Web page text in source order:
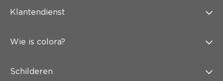
Klantendienst
Wie is colora?
Schilderen